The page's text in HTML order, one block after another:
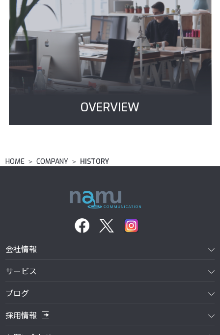
クライアント様にとって最高のパートナーを目指
します。
OVERVIEW
本社、支社拠点の一覧
HOME ＞ COMPANY ＞ HISTORY
会社情報
サービス
ブログ
採用情報